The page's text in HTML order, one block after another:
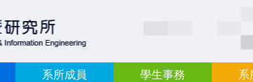
系所成員 學生事務 系